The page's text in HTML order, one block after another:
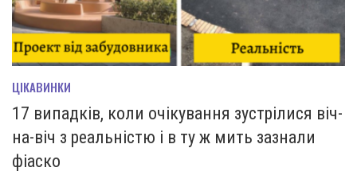
ЦІКАВИНКИ
17 випадків, коли очікування зустрілися віч-
на-віч з реальністю і в ту ж мить зазнали
фіаско